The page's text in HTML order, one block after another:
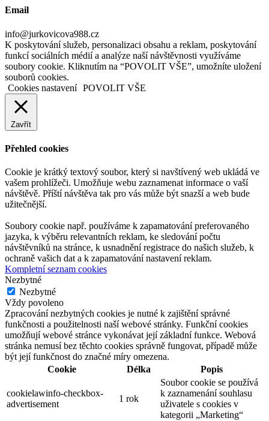
Email
info@jurkovicova988.cz
K poskytování služeb, personalizaci obsahu a reklam, poskytování
funkcí sociálních médií a analýze naší návštěvnosti využíváme
soubory cookie. Kliknutím na “POVOLIT VŠE”, umožníte uložení
souborů cookies.
Cookies nastavení POVOLIT VŠE
Zavřít
Přehled cookies
Cookie je krátký textový soubor, který si navštívený web ukládá ve
vašem prohlížeči. Umožňuje webu zaznamenat informace o vaší
návštěvě. Příští návštěva tak pro vás může být snazší a web bude
užitečnější.
Soubory cookie např. používáme k zapamatování preferovaného
jazyka, k výběru relevantních reklam, ke sledování počtu
návštěvníků na stránce, k usnadnění registrace do našich služeb, k
ochraně vašich dat a k zapamatování nastavení reklam.
Kompletní seznam cookies
Nezbytné
Nezbytné
Vždy povoleno
Zpracování nezbytných cookies je nutné k zajištění správné
funkčnosti a použitelnosti naší webové stránky. Funkční cookies
umožňují webové stránce vykonávat její základní funkce. Webová
stránka nemusí bez těchto cookies správně fungovat, případě může
být její funkčnost do značné míry omezena.
Cookie
Délka Popis
cookielawinfo-checkbox-
advertisement
1 rok
Soubor cookie se používá
k zaznamenání souhlasu
uživatele s cookies v
kategorii „Marketing“